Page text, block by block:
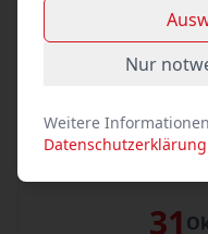
30
Unterhaltsam,
Lübeck
31
Nur
Weitere
Datenschutzerklärung